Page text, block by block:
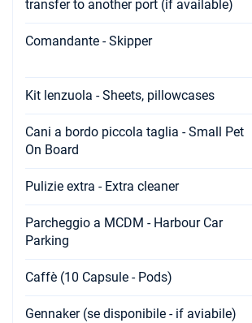
Buchen Sie diese Yacht
transfer to another port (if available)
Comandante - Skipper
Kit lenzuola - Sheets, pillowcases
Cani a bordo piccola taglia - Small Pet
On Board
Pulizie extra - Extra cleaner
Parcheggio a MCDM - Harbour Car
Parking
Caffè (10 Capsule - Pods)
Gennaker (se disponibile - if aviabile)